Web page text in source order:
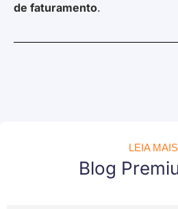
de faturamento.
LEIA MAIS
Blog